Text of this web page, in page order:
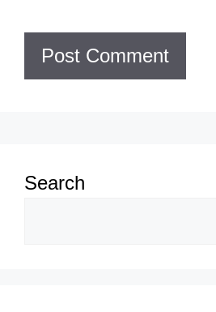
Search